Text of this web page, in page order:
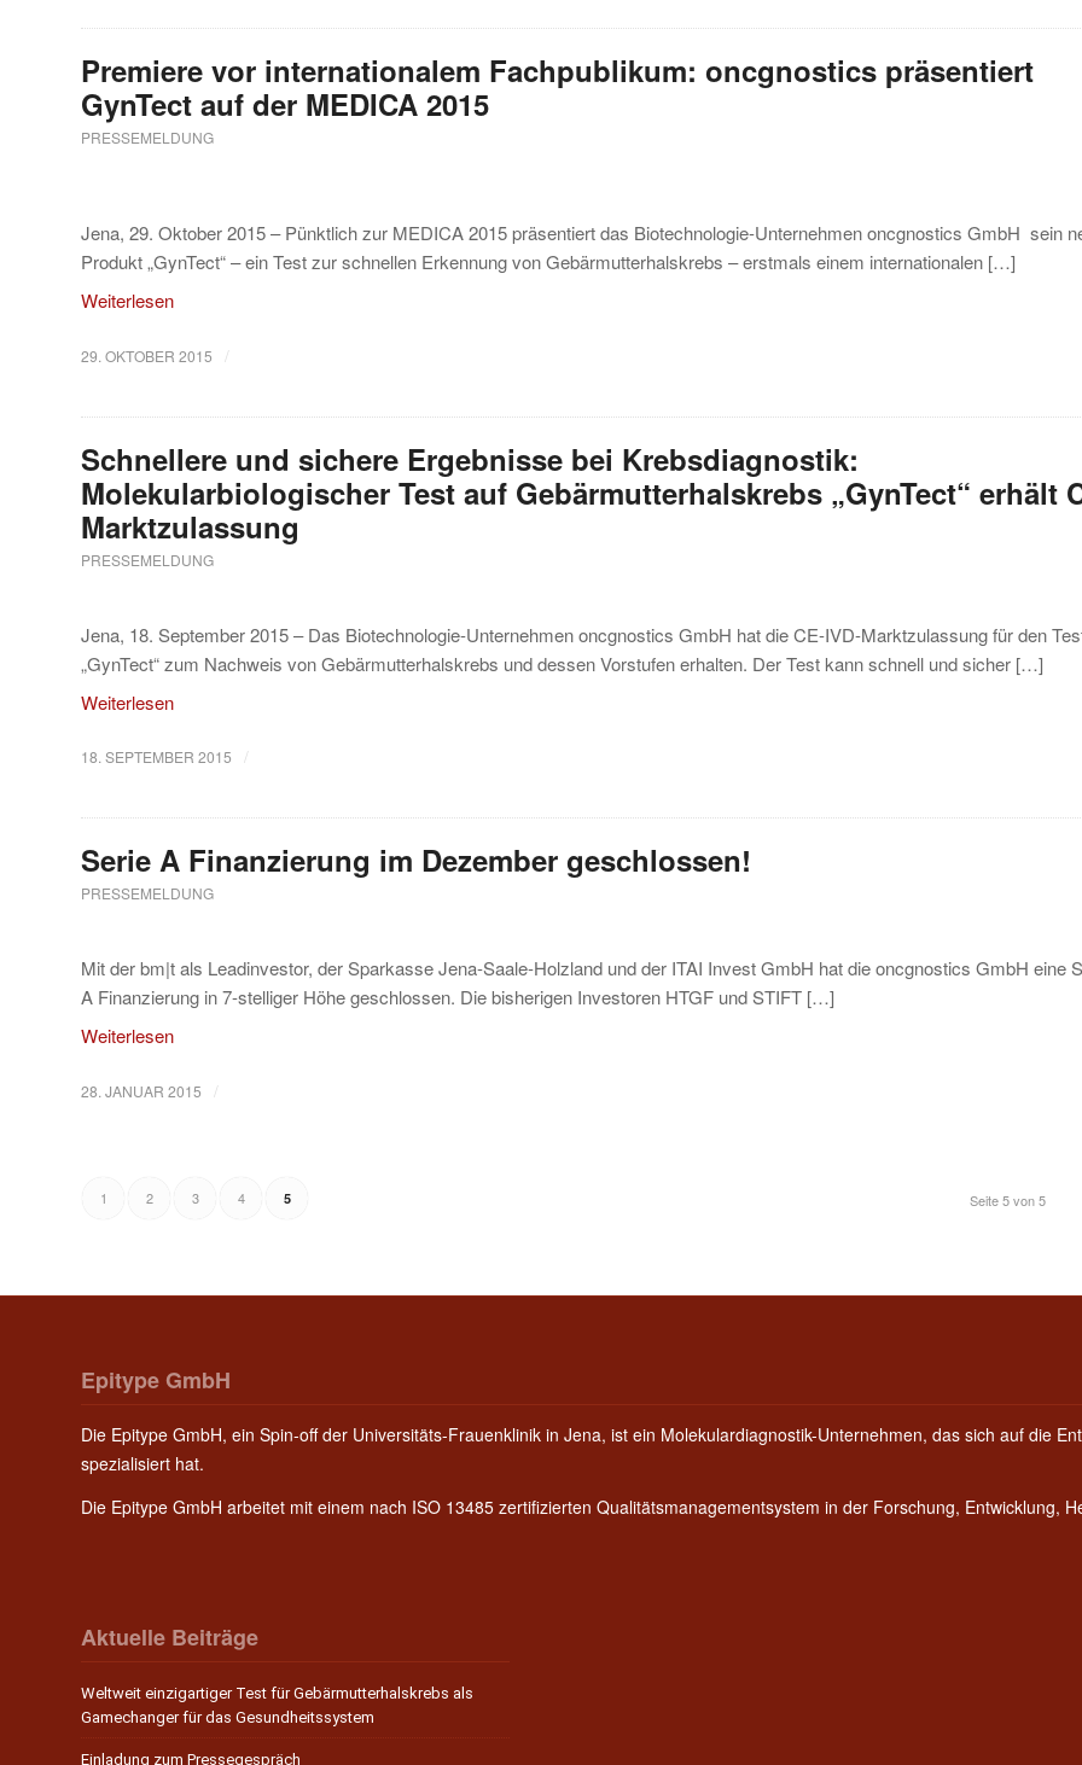
Premiere vor internationalem Fachpublikum: oncgnostics präsentiert
GynTect auf der MEDICA 2015
PRESSEMELDUNG
Jena, 29. Oktober 2015 – Pünktlich zur MEDICA 2015 präsentiert das Biotechnologie-Unternehmen oncgnostics GmbH sein
Produkt „GynTect“ – ein Test zur schnellen Erkennung von Gebärmutterhalskrebs – erstmals einem internationalen […]
Weiterlesen
29. OKTOBER 2015 /
Schnellere und sichere Ergebnisse bei Krebsdiagnostik:
Molekularbiologischer Test auf Gebärmutterhalskrebs „GynTect“ erhält
Marktzulassung
PRESSEMELDUNG
Jena, 18. September 2015 – Das Biotechnologie-Unternehmen oncgnostics GmbH hat die CE-IVD-Marktzulassung für den
„GynTect“ zum Nachweis von Gebärmutterhalskrebs und dessen Vorstufen erhalten. Der Test kann schnell und sicher […]
Weiterlesen
18. SEPTEMBER 2015 /
Serie A Finanzierung im Dezember geschlossen!
PRESSEMELDUNG
Mit der bm|t als Leadinvestor, der Sparkasse Jena-Saale-Holzland und der ITAI Invest GmbH hat die oncgnostics GmbH eine
A Finanzierung in 7-stelliger Höhe geschlossen. Die bisherigen Investoren HTGF und STIFT […]
Weiterlesen
28. JANUAR 2015 /
Seite 5 von 5
1 2 3 4 5
Epitype GmbH
Die Epitype GmbH, ein Spin-off der Universitäts-Frauenklinik in Jena, ist ein Molekulardiagnostik-Unternehmen, das sich auf die
spezialisiert hat.
Die Epitype GmbH arbeitet mit einem nach ISO 13485 zertifizierten Qualitätsmanagementsystem in der Forschung, Entwicklung,
Aktuelle Beiträge
Weltweit einzigartiger Test für Gebärmutterhalskrebs als
Gamechanger für das Gesundheitssystem
Einladung zum Pressegespräch